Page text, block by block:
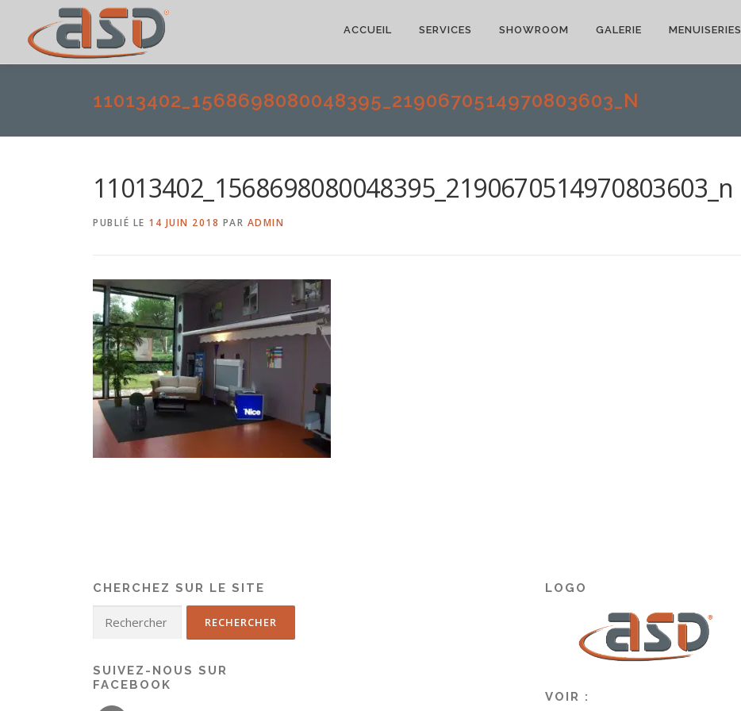
ACCUEIL SERVICES SHOWROOM GALERIE MENUISERIES
11013402_1568698080048395_2190670514970803603_N
11013402_1568698080048395_2190670514970803603_n
PUBLIÉ LE 14 JUIN 2018 PAR ADMIN
CHERCHEZ SUR LE SITE
SUIVEZ-NOUS SUR
FACEBOOK
LOGO
VOIR :